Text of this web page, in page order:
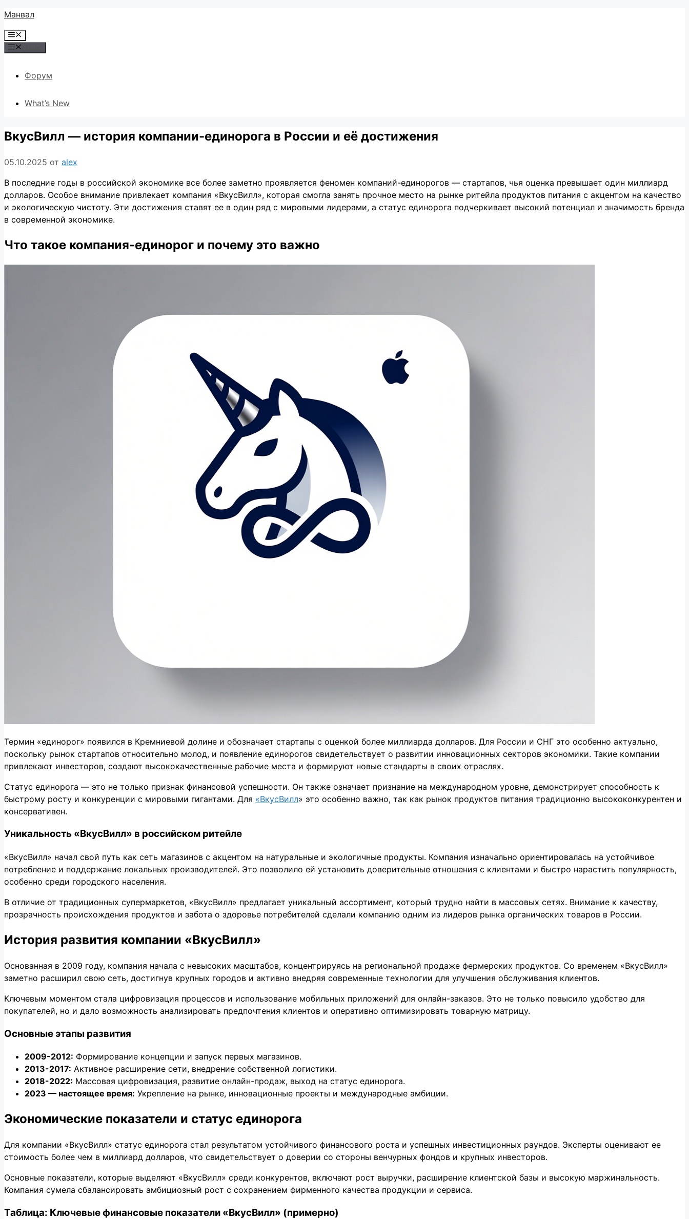
Перейти
содержимому
Манвал
Меню
Форум
What’s New
ВкусВилл — история компании-единорога в России и её достижения
05.10.2025 от alex
В последние годы в российской экономике все более заметно проявляется феномен компаний-единорогов — стартапов, чья оценка превышает один миллиард
долларов. Особое внимание привлекает компания «ВкусВилл», которая смогла занять прочное место на рынке ритейла продуктов питания с акцентом на качество
и экологическую чистоту. Эти достижения ставят ее в один ряд с мировыми лидерами, а статус единорога подчеркивает высокий потенциал и значимость бренда
в современной экономике.
Что такое компания-единорог и почему это важно
Термин «единорог» появился в Кремниевой долине и обозначает стартапы с оценкой более миллиарда долларов. Для России и СНГ это особенно актуально,
поскольку рынок стартапов относительно молод, и появление единорогов свидетельствует о развитии инновационных секторов экономики. Такие компании
привлекают инвесторов, создают высококачественные рабочие места и формируют новые стандарты в своих отраслях.
Статус единорога — это не только признак финансовой успешности. Он также означает признание на международном уровне, демонстрирует способность к
быстрому росту и конкуренции с мировыми гигантами. Для «ВкусВилл» это особенно важно, так как рынок продуктов питания традиционно высококонкурентен и
консервативен.
Уникальность «ВкусВилл» в российском ритейле
«ВкусВилл» начал свой путь как сеть магазинов с акцентом на натуральные и экологичные продукты. Компания изначально ориентировалась на устойчивое
потребление и поддержание локальных производителей. Это позволило ей установить доверительные отношения с клиентами и быстро нарастить популярность,
особенно среди городского населения.
В отличие от традиционных супермаркетов, «ВкусВилл» предлагает уникальный ассортимент, который трудно найти в массовых сетях. Внимание к качеству,
прозрачность происхождения продуктов и забота о здоровье потребителей сделали компанию одним из лидеров рынка органических товаров в России.
История развития компании «ВкусВилл»
Основанная в 2009 году, компания начала с невысоких масштабов, концентрируясь на региональной продаже фермерских продуктов. Со временем «ВкусВилл»
заметно расширил свою сеть, достигнув крупных городов и активно внедряя современные технологии для улучшения обслуживания клиентов.
Ключевым моментом стала цифровизация процессов и использование мобильных приложений для онлайн-заказов. Это не только повысило удобство для
покупателей, но и дало возможность анализировать предпочтения клиентов и оперативно оптимизировать товарную матрицу.
Основные этапы развития
2009-2012: Формирование концепции и запуск первых магазинов.
2013-2017: Активное расширение сети, внедрение собственной логистики.
2018-2022: Массовая цифровизация, развитие онлайн-продаж, выход на статус единорога.
2023 — настоящее время: Укрепление на рынке, инновационные проекты и международные амбиции.
Экономические показатели и статус единорога
Для компании «ВкусВилл» статус единорога стал результатом устойчивого финансового роста и успешных инвестиционных раундов. Эксперты оценивают ее
стоимость более чем в миллиард долларов, что свидетельствует о доверии со стороны венчурных фондов и крупных инвесторов.
Основные показатели, которые выделяют «ВкусВилл» среди конкурентов, включают рост выручки, расширение клиентской базы и высокую маржинальность.
Компания сумела сбалансировать амбициозный рост с сохранением фирменного качества продукции и сервиса.
Таблица: Ключевые финансовые показатели «ВкусВилл» (примерно)